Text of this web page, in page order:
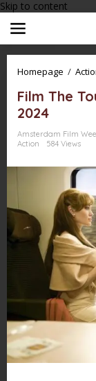
Skip to content
Homepage /
Film The
2024
Amsterdam Film
Action
584 Views